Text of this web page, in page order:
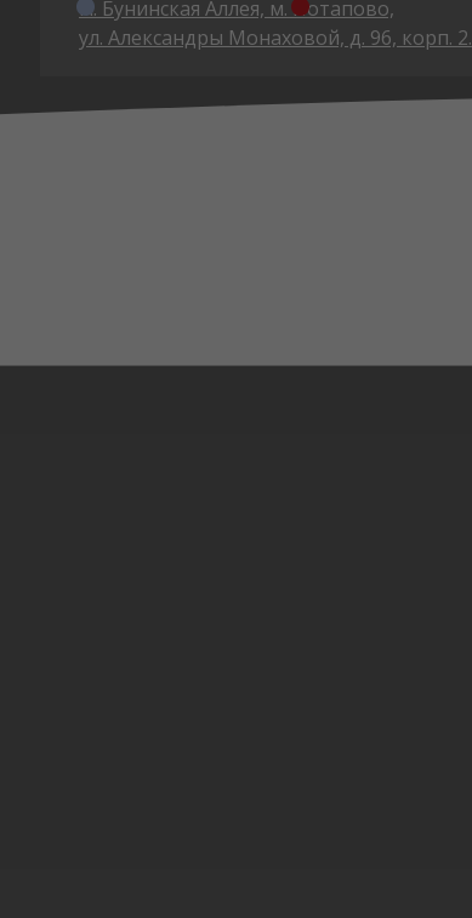
ㅤм. Бунинская Аллея, ㅤм. Потапово,
ул. Александры Монаховой, д. 96, корп. 2.